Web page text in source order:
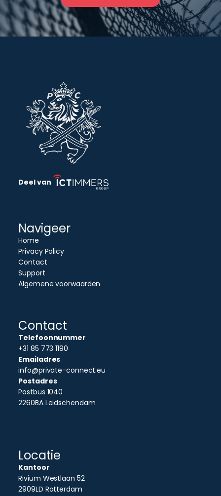
Deel van
Navigeer
Home
Privacy Policy
Contact
Support
Algemene voorwaarden
Contact
Telefoonnummer
+31 85 773 1190
Emailadres
info@private-connect.eu
Postadres
Postbus 1040
2260BA Leidschendam
Locatie
Kantoor
Rivium Westlaan 52
2909LD Rotterdam